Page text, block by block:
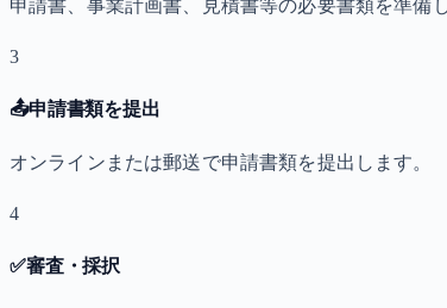
申請書、事業計画書、見積書等の必要書類を準備
3
📤申請書類を提出
オンラインまたは郵送で申請書類を提出します。
4
✅審査・採択